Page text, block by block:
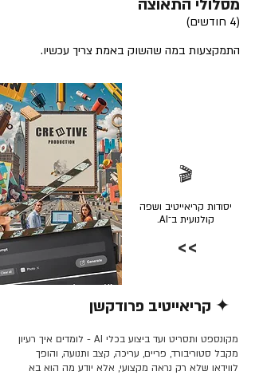
מסלולי התאוצה
(4 חודשים)
התמקצעות במה שהשוק באמת צריך עכשיו.
🎬
יסודות קריאייטיב ושפה
קולנועית ב־AI.
>>
✦ קריאייטיב פרודקשן
מקונספט ותסריט ועד ביצוע בכלי AI - לומדים איך רעיון
מקבל סטוריבורד, פריים, עריכה, קצב ותנועה, והופך
לווידאו שלא רק נראה מקצועי, אלא יודע מה הוא בא